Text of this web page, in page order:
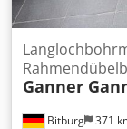
Bitburg 371
Ganner